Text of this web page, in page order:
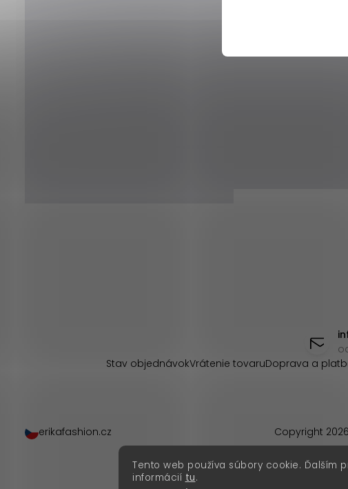
Tento web používa súbory cookie. Ďalším
informácií tu.
Stav objednávokVrátenie tovaruDoprava a
Copyright 2026
erikafashion.cz